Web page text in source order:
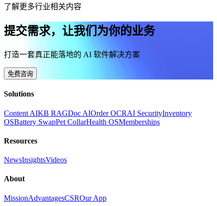
了解更多行业相关内容
提交需求，让我们为你的业务
打造一套真正能落地的 AI 软件解决方案
免费咨询
Solutions
Content AIKB RAGDoc AIOrder OCRAI SecurityInventory
OSBattery SwapPet CollarHealth OSMemberships
Resources
NewsInsightsVideos
About
MissionAdvantagesCSROur App